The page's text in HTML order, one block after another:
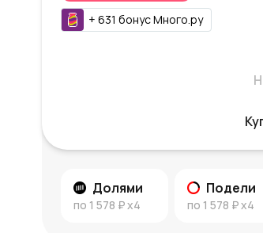
+ 631 бонусМного.ру
Долями
по 1 578 ₽x4
Подели
по 1 578 ₽x4